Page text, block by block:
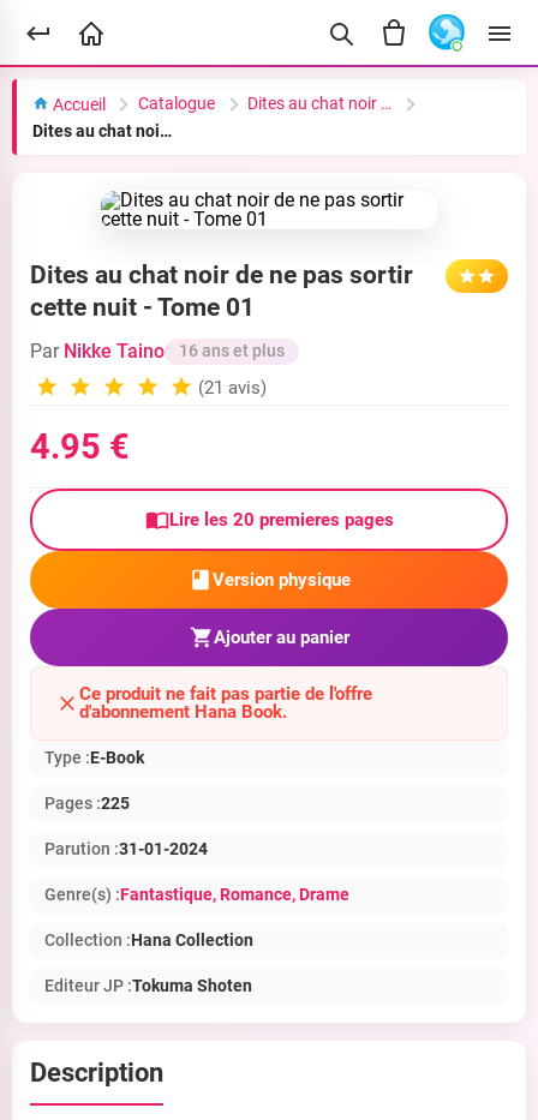
Accueil Catalogue
Dites au chat noir de ne pas sortir cette nuit
Dites au chat noir de ne pas sortir cette nuit - Tome 01
Dites au chat noir de ne pas sortir
cette nuit - Tome 01
Par Nikke Taino 16 ans et plus
(21 avis)
4.95 €
Lire les 20 premieres pages
Version physique
Ajouter au panier
Ce produit ne fait pas partie de l'offre
d'abonnement Hana Book.
Type :E-Book
Pages :225
Parution :31-01-2024
Genre(s) :Fantastique, Romance, Drame
Collection :Hana Collection
Editeur JP :Tokuma Shoten
Description